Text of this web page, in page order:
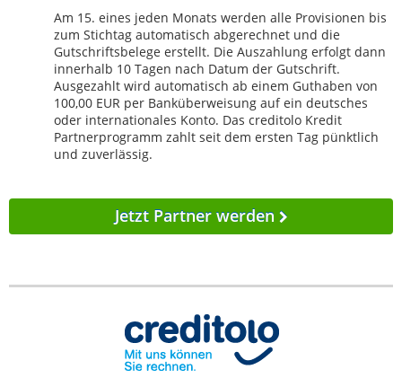
Am 15. eines jeden Monats werden alle Provisionen bis
zum Stichtag automatisch abgerechnet und die
Gutschriftsbelege erstellt. Die Auszahlung erfolgt dann
innerhalb 10 Tagen nach Datum der Gutschrift.
Ausgezahlt wird automatisch ab einem Guthaben von
100,00 EUR per Banküberweisung auf ein deutsches
oder internationales Konto. Das creditolo Kredit
Partnerprogramm zahlt seit dem ersten Tag pünktlich
und zuverlässig.
Jetzt Partner werden